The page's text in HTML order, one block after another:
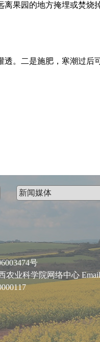
果园的地方掩埋或焚烧
。二是施肥，寒潮过后
号
业科学院网络中心